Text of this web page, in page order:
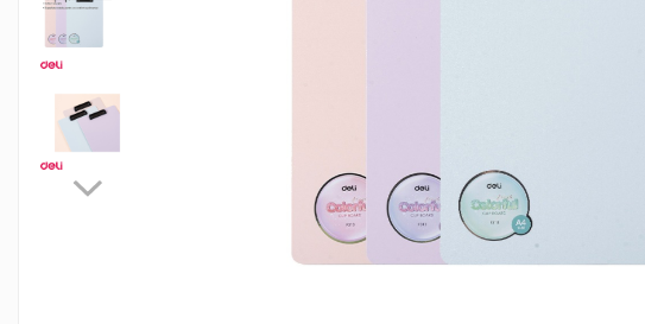
Jocuri de masa
Machiaj temporar si efecte speciale
Seturi si jocuri creative
Articole pentru creatori de
continut
Hub-uri si adaptoare Editare &
Munca mobila